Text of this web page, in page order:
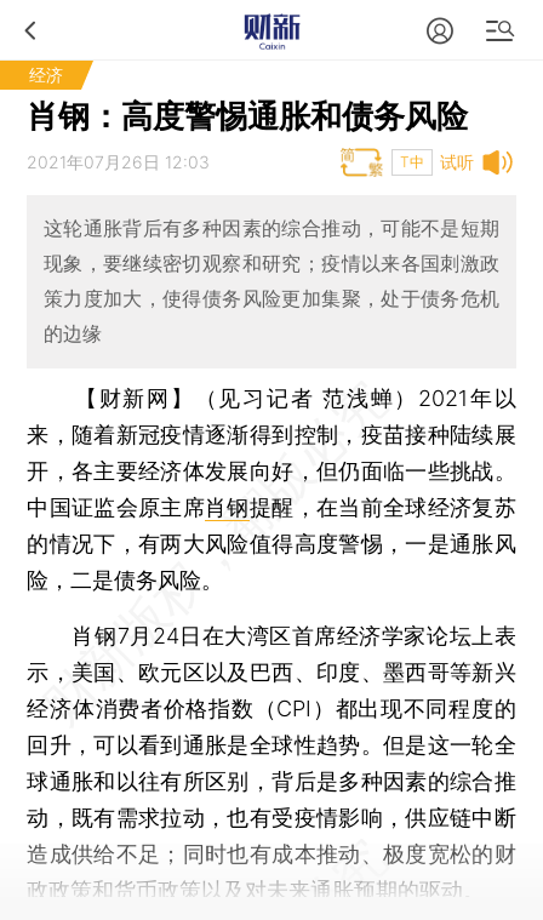
经济
肖钢：高度警惕通胀和债务风险
试听
2021年07月26日 12:03 T中
这轮通胀背后有多种因素的综合推动，可能不是短期
现象，要继续密切观察和研究；疫情以来各国刺激政
策力度加大，使得债务风险更加集聚，处于债务危机
的边缘
【财新网】（见习记者 范浅蝉） 2021年以
来，随着新冠疫情逐渐得到控制，疫苗接种陆续展
开，各主要经济体发展向好，但仍面临一些挑战。
中国证监会原主席肖钢提醒，在当前全球经济复苏
的情况下，有两大风险值得高度警惕，一是通胀风
险，二是债务风险。
肖钢7月24日在大湾区首席经济学家论坛上表
示，美国、欧元区以及巴西、印度、墨西哥等新兴
经济体消费者价格指数（CPI）都出现不同程度的
回升，可以看到通胀是全球性趋势。但是这一轮全
球通胀和以往有所区别，背后是多种因素的综合推
动，既有需求拉动，也有受疫情影响，供应链中断
造成供给不足；同时也有成本推动、极度宽松的财
政政策和货币政策以及对未来通胀预期的驱动。